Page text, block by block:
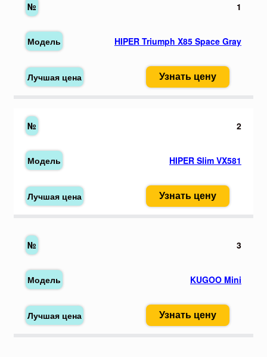
1
HIPER Triumph X85 Space Gray
Узнать цену
2
HIPER Slim VX581
Узнать цену
3
KUGOO Mini
Узнать цену